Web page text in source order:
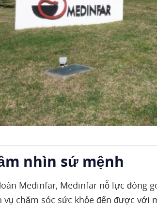
nhìn sứ mệnh
Medinfar, Medinfar nỗ lực đóng
vụ chăm sóc sức khỏe đến được